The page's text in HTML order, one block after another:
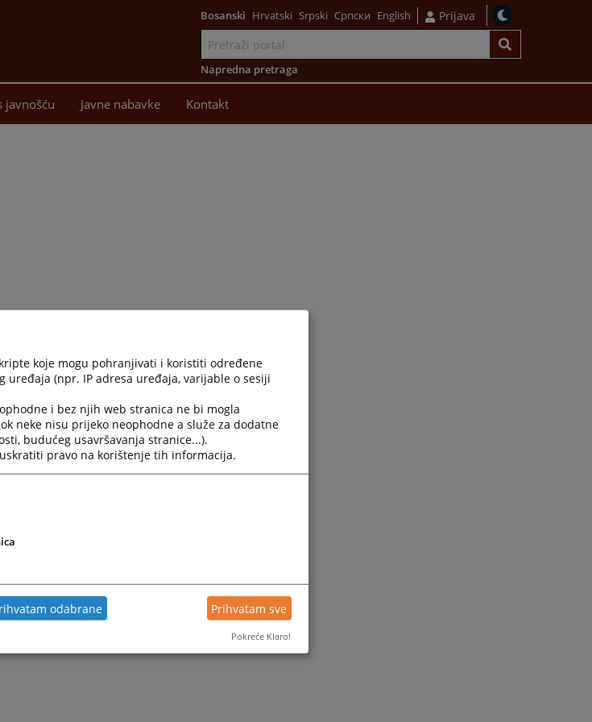
Bosanski Hrvatski Srpski Српски English Prijava
Napredna pretraga
javnošću Javne nabavke Kontakt
koje mogu pohranjivati i koristiti određene
uređaja (npr. IP adresa uređaja, varijable o sesiji
i bez njih web stranica ne bi mogla
neke nisu prijeko neophodne a služe za dodatne
budućeg usavršavanja stranice...).
pravo na korištenje tih informacija.
odabrane Prihvatam sve
Pokreće Klaro!